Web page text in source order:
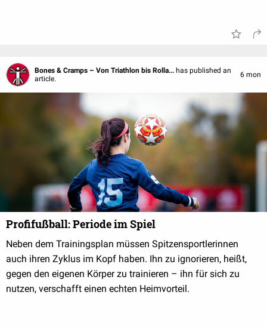
Bones & Cramps – Von Triathlon bis Rolla... has published an
article.
6 mon
Profifußball: Periode im Spiel
Neben dem Trainingsplan müssen Spitzensportlerinnen
auch ihren Zyklus im Kopf haben. Ihn zu ignorieren, heißt,
gegen den eigenen Körper zu trainieren – ihn für sich zu
nutzen, verschafft einen echten Heimvorteil.